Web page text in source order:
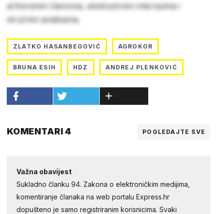
arhiviranim člancima, ekskluzivnim intervjuima i
stručnim analizama.
ZLATKO HASANBEGOVIĆ AGROKOR
BRUNA ESIH HDZ ANDREJ PLENKOVIĆ
KOMENTARI 4 POGLEDAJTE SVE
Važna obavijest
Sukladno članku 94. Zakona o elektroničkim medijima,
komentiranje članaka na web portalu Express.hr
dopušteno je samo registriranim korisnicima. Svaki